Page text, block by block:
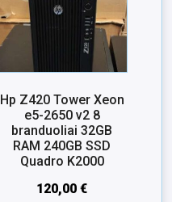
Hp Z420 Tower Xeon
e5-2650 v2 8
branduoliai 32GB
RAM 240GB SSD
Quadro K2000
120,00€